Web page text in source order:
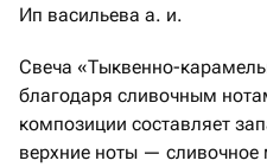
Ип васильева а. и.
Свеча «Тыквенно-
благодаря сливочным
композиции составляет
верхние ноты — сливочное